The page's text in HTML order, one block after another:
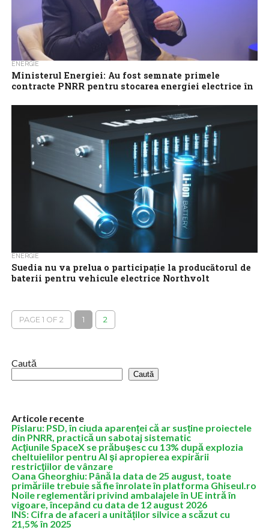
ENERGIE
Ministerul Energiei: Au fost semnate primele
contracte PNRR pentru stocarea energiei electrice în
Ministrul Energiei a semnat joi două contracte de finanţare prin
Investiţia 4.3 şi un contract prin Investiţia 4.2 din Planul Naţional
ENERGIE
Suedia nu va prelua o participaţie la producătorul de
baterii pentru vehicule electrice Northvolt
trebuie să fie determinat...
PAGE 1 OF 2 1 2
Caută
Caută
Articole recente
Pîslaru: PSD, în ciuda aparenței că ar susține proiectele
din PNRR, practică un sabotaj sistematic
Acţiunile SpaceX se prăbuşesc cu 13% după explozia
cheltuielilor pentru AI şi apropierea expirării
restricţiilor de vânzare
Oana Gheorghiu: Până la data de 25 august, toate
primăriile trebuie să fie înrolate în platforma Ghiseul.ro
Noile reglementări privind ambalajele în UE intră în
vigoare, începând cu data de 12 august 2026
INS: Cifra de afaceri a unităților silvice a scăzut cu
21,5% în 2025